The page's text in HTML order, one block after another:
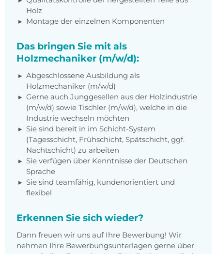
Holz
Montage der einzelnen Komponenten
Das bringen Sie mit als
Holzmechaniker (m/w/d):
Abgeschlossene Ausbildung als
Holzmechaniker (m/w/d)
Gerne auch Junggesellen aus der Holzindustrie
(m/w/d) sowie Tischler (m/w/d), welche in die
Industrie wechseln möchten
Sie sind bereit in im Schicht-System
(Tagesschicht, Frühschicht, Spätschicht, ggf.
Nachtschicht) zu arbeiten
Sie verfügen über Kenntnisse der Deutschen
Sprache
Sie sind teamfähig, kundenorientiert und
flexibel
Erkennen Sie sich wieder?
Dann freuen wir uns auf Ihre Bewerbung! Wir
nehmen Ihre Bewerbungsunterlagen gerne über